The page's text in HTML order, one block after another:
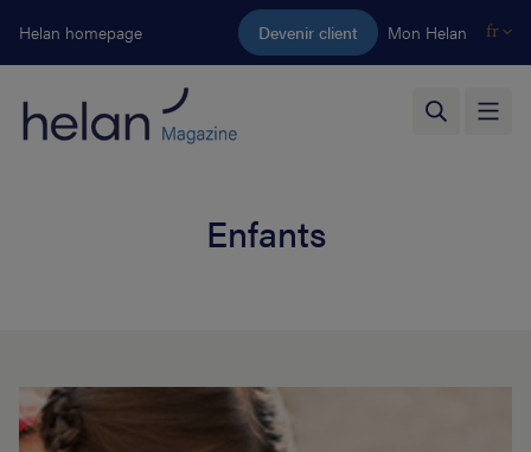
Aller au contenu principal
Helan homepage Devenir client Mon Helan fr
Enfants